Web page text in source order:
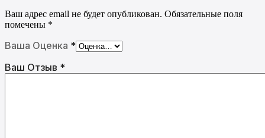
Ваш адрес email не будет опубликован. Обязательные поля
помечены *
Ваша Оценка *
Ваш Отзыв *